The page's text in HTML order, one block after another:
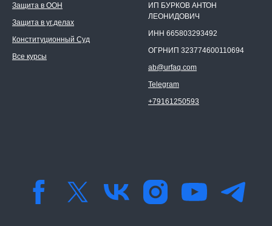
Защита в ООН
Защита в уг.делах
Конституционный Суд
Все курсы
ИП БУРКОВ АНТОН
ЛЕОНИДОВИЧ
ИНН 665803293492
ОГРНИП 323774600110694
ab@urfaq.com
Telegram
+79161250593